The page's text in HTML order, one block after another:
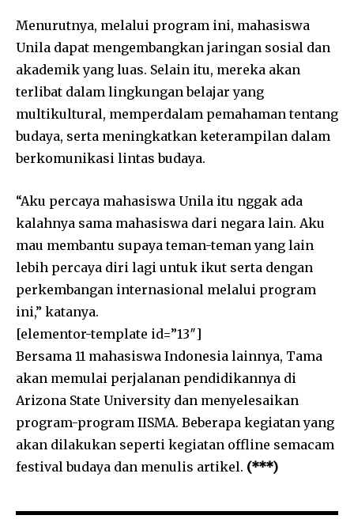
Menurutnya, melalui program ini, mahasiswa
Unila dapat mengembangkan jaringan sosial dan
akademik yang luas. Selain itu, mereka akan
terlibat dalam lingkungan belajar yang
multikultural, memperdalam pemahaman tentang
budaya, serta meningkatkan keterampilan dalam
berkomunikasi lintas budaya.
“Aku percaya mahasiswa Unila itu nggak ada
kalahnya sama mahasiswa dari negara lain. Aku
mau membantu supaya teman-teman yang lain
lebih percaya diri lagi untuk ikut serta dengan
perkembangan internasional melalui program
ini,” katanya.
[elementor-template id=”13″]
Bersama 11 mahasiswa Indonesia lainnya, Tama
akan memulai perjalanan pendidikannya di
Arizona State University dan menyelesaikan
program-program IISMA. Beberapa kegiatan yang
akan dilakukan seperti kegiatan offline semacam
festival budaya dan menulis artikel. (***)